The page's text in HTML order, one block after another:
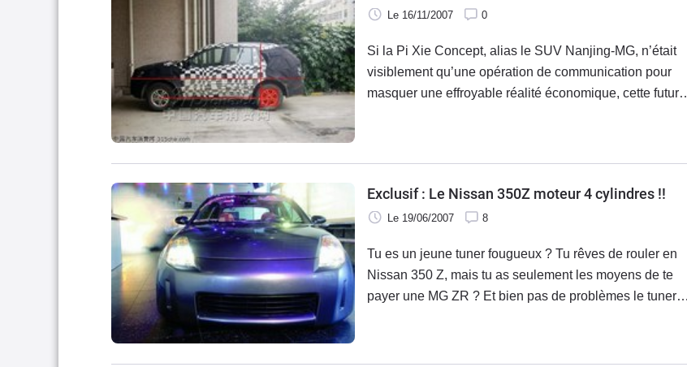
Le 16/11/2007 0
Si la Pi Xie Concept, alias le SUV Nanjing-MG, n’était
visiblement qu’une opération de communication pour
masquer une effroyable réalité économique, cette future
Exclusif : Le Nissan 350Z moteur 4 cylindres !!
Le 19/06/2007 8
Tu es un jeune tuner fougueux ? Tu rêves de rouler en
Nissan 350 Z, mais tu as seulement les moyens de te
payer une MG ZR ? Et bien pas de problèmes le tuner